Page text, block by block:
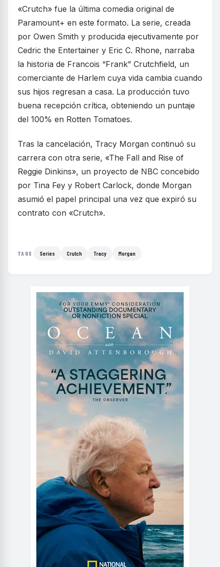
«Crutch» fue la última comedia original de
Paramount+ en este formato. La serie, creada
por Owen Smith y producida ejecutivamente por
Cedric the Entertainer y Eric C. Rhone, narraba
la historia de Francois “Frank” Crutchfield, un
comerciante de Harlem cuya vida cambia cuando
sus hijos regresan a casa. La producción tuvo
buena recepción crítica, obteniendo un puntaje
del 100% en Rotten Tomatoes.
Tras la cancelación, Tracy Morgan continuó su
carrera con otra serie, «The Fall and Rise of
Reggie Dinkins», un proyecto de NBC concebido
por Tina Fey y Robert Carlock, donde Morgan
asumió el papel principal una vez que expiró su
contrato con «Crutch».
TAGS Series Crutch Tracy Morgan